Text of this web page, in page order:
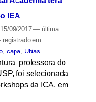
IEA
09/2017 — última
em:
, capa, Ubias
professora do
foi selecionada
da ICA, em